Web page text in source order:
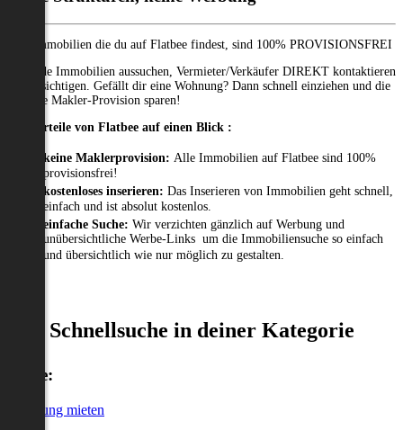
Alle Immobilien die du auf Flatbee findest, sind 100% PROVISIONSFREI
Passende Immobilien aussuchen, Vermieter/Verkäufer DIREKT kontaktieren
und besichtigen. Gefällt dir eine Wohnung? Dann schnell einziehen und die
gesamte Makler-Provision sparen!
Die Vorteile von Flatbee auf einen Blick :
keine Maklerprovision: Alle Immobilien auf Flatbee sind 100%
provisionsfrei!
kostenloses inserieren: Das Inserieren von Immobilien geht schnell,
einfach und ist absolut kostenlos.
einfache Suche: Wir verzichten gänzlich auf Werbung und
unübersichtliche Werbe-Links um die Immobiliensuche so einfach
und übersichtlich wie nur möglich zu gestalten.
Schnellsuche in deiner Kategorie
Miete:
Wohnung mieten